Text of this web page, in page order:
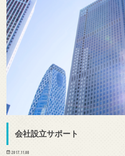
会社設立サポート
2017.11.08